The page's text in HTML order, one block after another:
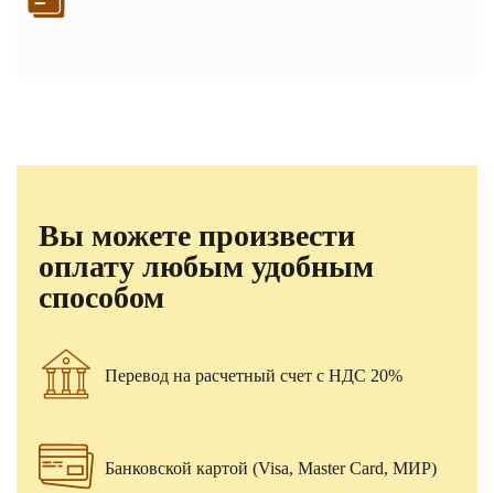
Вы можете произвести
оплату любым удобным
способом
Перевод на расчетный счет с НДС 20%
Банковской картой (Visa, Master Card, МИР)